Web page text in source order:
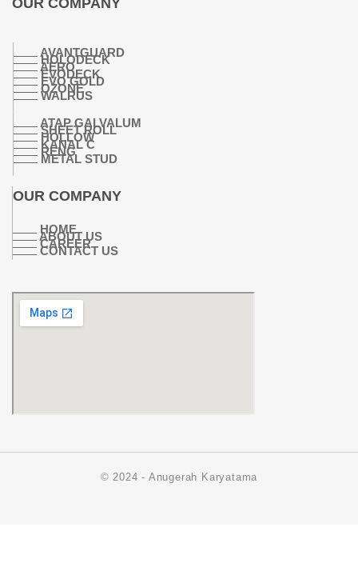
AVANTGUARD
HOLODECK
AERO
EVODECK
EVO GOLD
OZONE
WALRUS
ATAP GALVALUM
SHEET ROLL
HOLLOW
KANAL C
RENG
METAL STUD
OUR COMPANY
HOME
ABOUT US
CAREER
CONTACT US
© 2024 - Anugerah Karyatama